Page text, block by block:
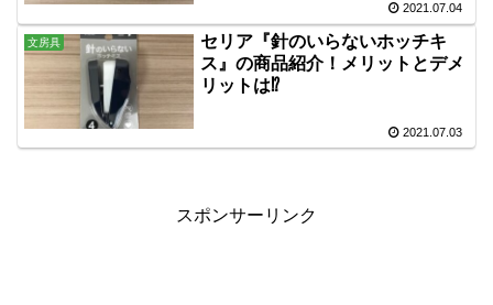
2021.07.04
文房具
セリア『針のいらないホッチキ
ス』の商品紹介！メリットとデメ
リットは⁉
2021.07.03
スポンサーリンク